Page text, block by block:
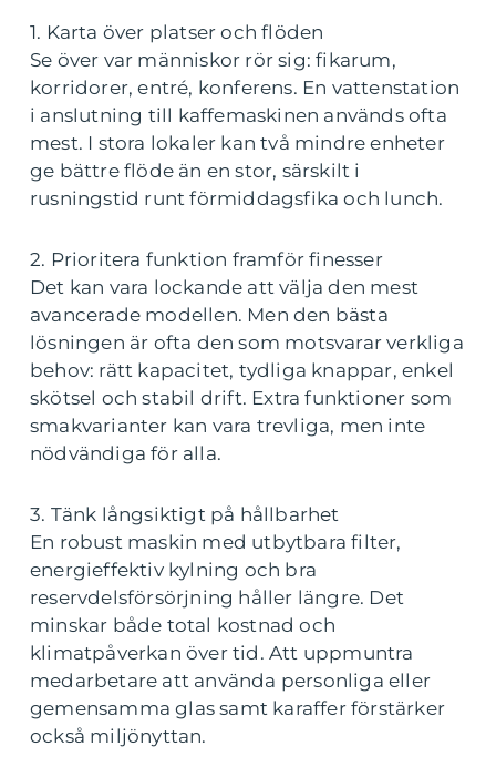
1. Karta över platser och flöden
Se över var människor rör sig: fikarum,
korridorer, entré, konferens. En vattenstation
i anslutning till kaffemaskinen används ofta
mest. I stora lokaler kan två mindre enheter
ge bättre flöde än en stor, särskilt i
rusningstid runt förmiddagsfika och lunch.
2. Prioritera funktion framför finesser
Det kan vara lockande att välja den mest
avancerade modellen. Men den bästa
lösningen är ofta den som motsvarar verkliga
behov: rätt kapacitet, tydliga knappar, enkel
skötsel och stabil drift. Extra funktioner som
smakvarianter kan vara trevliga, men inte
nödvändiga för alla.
3. Tänk långsiktigt på hållbarhet
En robust maskin med utbytbara filter,
energieffektiv kylning och bra
reservdelsförsörjning håller längre. Det
minskar både total kostnad och
klimatpåverkan över tid. Att uppmuntra
medarbetare att använda personliga eller
gemensamma glas samt karaffer förstärker
också miljönyttan.